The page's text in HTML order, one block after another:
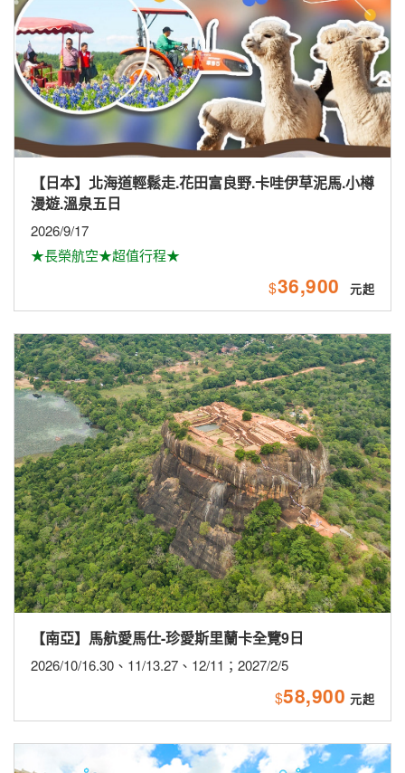
【日本】北海道輕鬆走.花田富良野.卡哇伊草泥馬.小樽
漫遊.溫泉五日
2026/9/17
★長榮航空★超值行程★
$36,900
【南亞】馬航愛馬仕-珍愛斯里蘭卡全覽9日
2026/10/16.30、11/13.27、12/11；2027/2/5
$58,900